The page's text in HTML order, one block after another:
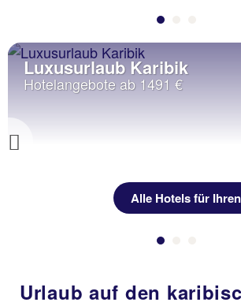
Previous
Luxusurlaub Karibik
Hotelangebote ab 1491 €
Alle Hotels für
Urlaub auf den